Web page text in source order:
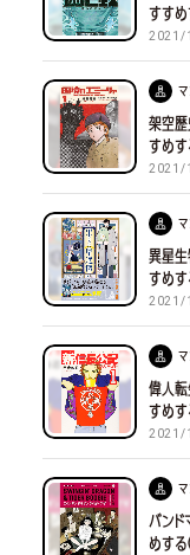
すす
2021/
マ
架空歴
すめ
2021/
マ
異星生
すめ
2021/
マ
偉人転
すめ
2021/
マ
バンド
めす